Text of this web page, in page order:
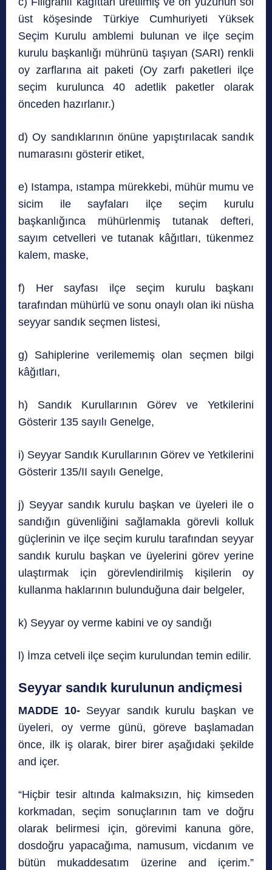
üst köşesinde Türkiye Cumhuriyeti Yüksek
Seçim Kurulu amblemi bulunan ve ilçe seçim
kurulu başkanlığı mührünü taşıyan (SARI) renkli
oy zarflarına ait paketi (Oy zarfı paketleri ilçe
seçim kurulunca 40 adetlik paketler olarak
önceden hazırlanır.)
d) Oy sandıklarının önüne yapıştırılacak sandık
numarasını gösterir etiket,
e) Istampa, ıstampa mürekkebi, mühür mumu ve
sicim ile sayfaları ilçe seçim kurulu
başkanlığınca mühürlenmiş tutanak defteri,
sayım cetvelleri ve tutanak kâğıtları, tükenmez
kalem, maske,
f) Her sayfası ilçe seçim kurulu başkanı
tarafından mühürlü ve sonu onaylı olan iki nüsha
seyyar sandık seçmen listesi,
g) Sahiplerine verilememiş olan seçmen bilgi
kâğıtları,
h) Sandık Kurullarının Görev ve Yetkilerini
Gösterir 135 sayılı Genelge,
i) Seyyar Sandık Kurullarının Görev ve Yetkilerini
Gösterir 135/II sayılı Genelge,
j) Seyyar sandık kurulu başkan ve üyeleri ile o
sandığın güvenliğini sağlamakla görevli kolluk
güçlerinin ve ilçe seçim kurulu tarafından seyyar
sandık kurulu başkan ve üyelerini görev yerine
ulaştırmak için görevlendirilmiş kişilerin oy
kullanma haklarının bulunduğuna dair belgeler,
k) Seyyar oy verme kabini ve oy sandığı
l) İmza cetveli ilçe seçim kurulundan temin edilir.
Seyyar sandık kurulunun andiçmesi
MADDE 10- Seyyar sandık kurulu başkan ve
üyeleri, oy verme günü, göreve başlamadan
önce, ilk iş olarak, birer birer aşağıdaki şekilde
and içer.
“Hiçbir tesir altında kalmaksızın, hiç kimseden
korkmadan, seçim sonuçlarının tam ve doğru
olarak belirmesi için, görevimi kanuna göre,
dosdoğru yapacağıma, namusum, vicdanım ve
bütün mukaddesatım üzerine and içerim.”